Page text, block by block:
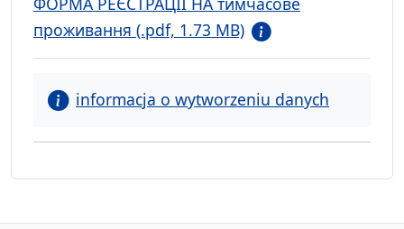
проживання (.pdf, 1.73 MB)
informacja o wytworzeniu danych